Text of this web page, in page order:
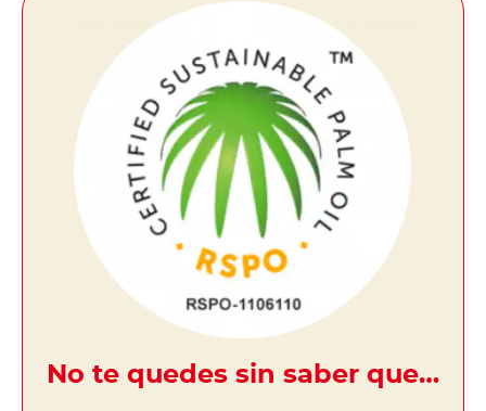
No te quedes sin saber que…